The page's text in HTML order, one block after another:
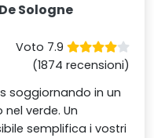
Sologne
Voto 7.9
(1874 recensioni)
soggiornando in un
verde. Un
semplifica i vostri